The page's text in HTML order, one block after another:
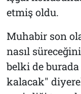
etmiş oldu.
Muhabir son
nasıl
belki de
kalacak"